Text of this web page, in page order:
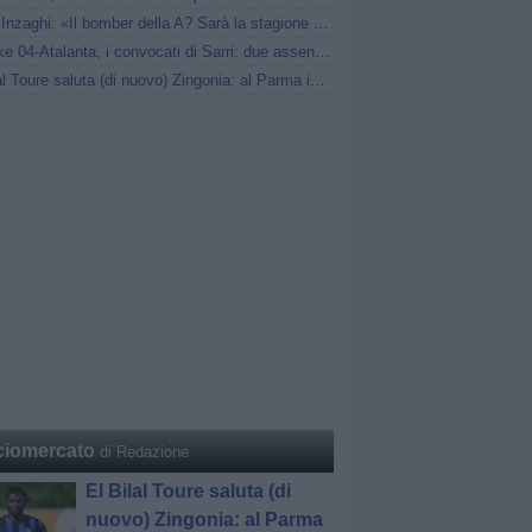
Pippo Inzaghi: «Il bomber della A? Sarà la stagione di Scamacca»
Schalke 04-Atalanta, i convocati di Sarri: due assenze di mercato
El Bilal Toure saluta (di nuovo) Zingonia: al Parma in prestito
di Redazione
El Bilal Toure saluta (di
nuovo) Zingonia: al Parma